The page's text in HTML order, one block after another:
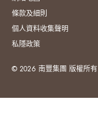
條款及細則
個人資料收集聲明
私隱政策
© 2026 南豐集團 版權所有